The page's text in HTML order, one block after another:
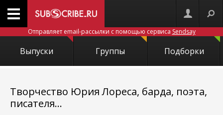
Отправляет email-рассылки с помощью сервиса Sendsay
Выпуски Группы Подборки
Творчество Юрия Лореса, барда, поэта,
писателя...